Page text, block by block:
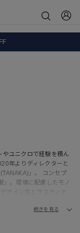
ユニクロで経験を積ん
年よりディレクターと
」。 コンセプ
」。環境に配慮したモノ
ン(Bergdorf続きを見る